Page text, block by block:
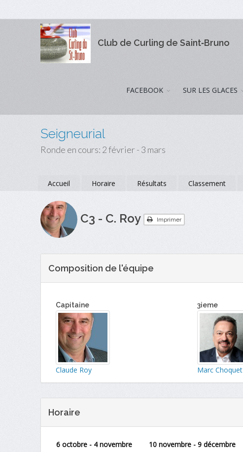
Club de Curling de Saint‑Bruno
FACEBOOK SUR LES GLACES
Seigneurial
Ronde en cours: 2 février - 3 mars
Accueil Horaire Résultats Classement
C3 - C. Roy Imprimer
Composition de l'équipe
Capitaine
Claude Roy
3ieme
Marc Choquet
Horaire
6 octobre - 4 novembre 10 novembre - 9 décembre